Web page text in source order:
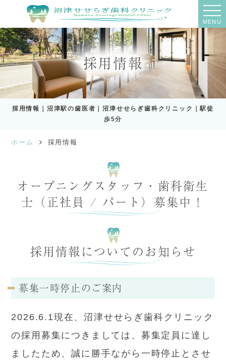
MENU
採用情報
採用情報｜沼津駅の歯医者｜沼津せせらぎ歯科クリニック｜駅徒
歩5分
ホーム 採用情報
オープニングスタッフ・歯科衛生
士（正社員 / パート）募集中！
採用情報についてのお知らせ
募集一時停止のご案内
2026.6.1現在、沼津せせらぎ歯科クリニック
の採用募集につきましては、募集定員に達し
ましたため、誠に勝手ながら一時停止とさせ